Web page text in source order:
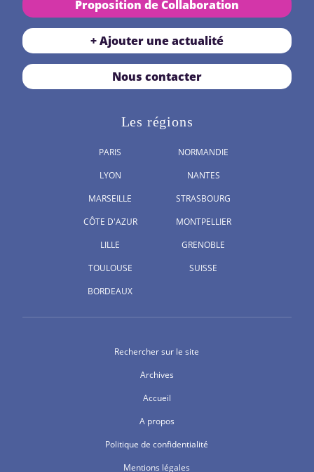
Proposition de Collaboration
+ Ajouter une actualité
Nous contacter
Les régions
PARIS
LYON
MARSEILLE
CÔTE D'AZUR
LILLE
TOULOUSE
BORDEAUX
NORMANDIE
NANTES
STRASBOURG
MONTPELLIER
GRENOBLE
SUISSE
Rechercher sur le site
Archives
Accueil
A propos
Politique de confidentialité
Mentions légales